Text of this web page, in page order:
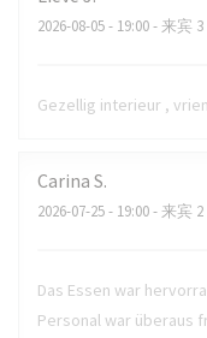
2026-08-05- 19:00 - 来宾 3
Gezellig interieur ,
Carina S
2026-07-25- 19:00 - 来宾 2
Das Essen war
Personal war überaus